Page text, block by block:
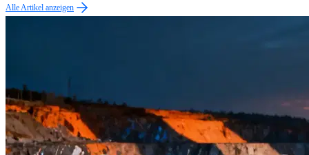
Alle Artikel anzeigen